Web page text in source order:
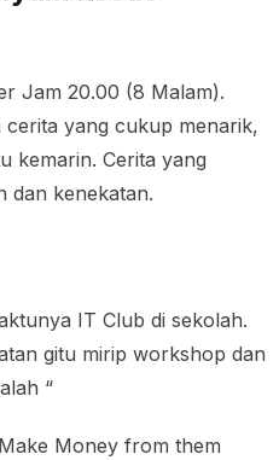
Jam 20.00 (8 Malam).
cerita yang cukup menarik,
kemarin. Cerita yang
dan kenekatan.
IT Club di sekolah.
gitu mirip workshop dan
“
Money from them